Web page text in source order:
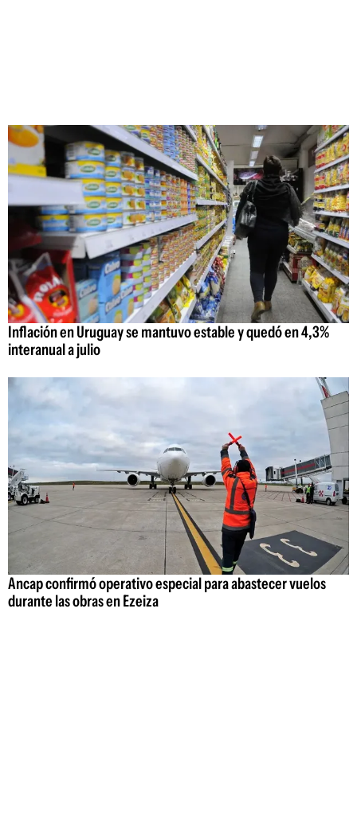
Inflación en Uruguay se mantuvo estable y quedó en 4,3%
interanual a julio
Ancap confirmó operativo especial para abastecer vuelos
durante las obras en Ezeiza